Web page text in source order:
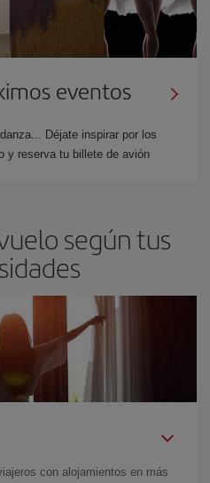
eventos
Déjate inspirar por los
y reserva tu billete de avión
según tus
con alojamientos en más